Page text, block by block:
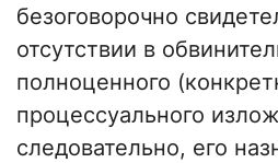
безоговорочно
отсутствии в
полноценного
процессуального
следовательно, его